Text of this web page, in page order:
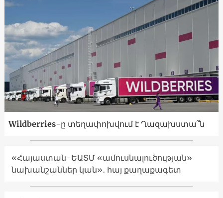
Wildberries-ը տեղափոխվում է Ղազախստա՞ն
«Հայաստան-ԵԱՏՄ «ամուսնալուծության»
նախանշաններ կան»․ հայ քաղաքագետ